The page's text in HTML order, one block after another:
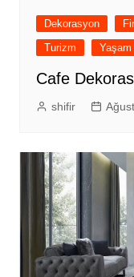
Dekorasyon
Turizm
Yaşam
Cafe
shifir